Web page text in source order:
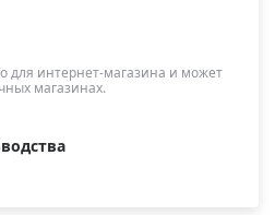
для интернет-магазина и может
магазинах.